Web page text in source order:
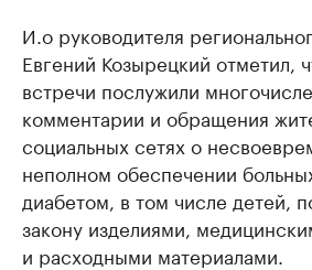
И.о руководителя
Евгений Козырецкий отметил,
встречи послужили
комментарии и обращения
социальных сетях о
неполном обеспечении
диабетом, в том числе детей,
закону изделиями,
и расходными материалами.